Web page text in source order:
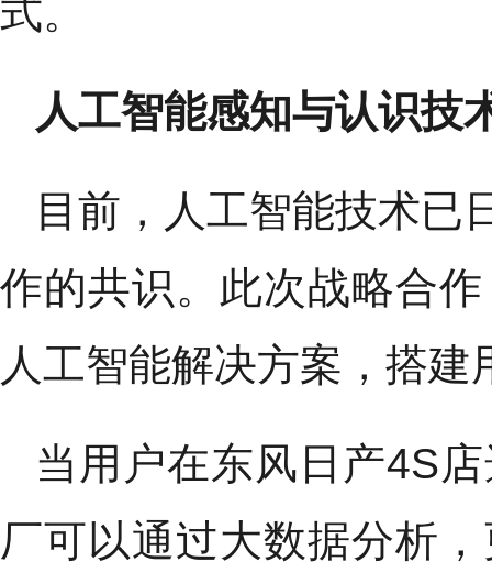
式。
人工智能感知与认识技
目前，人工智能技术已
作的共识。此次战略合
人工智能解决方案，搭
当用户在东风日产4S
厂可以通过大数据分析